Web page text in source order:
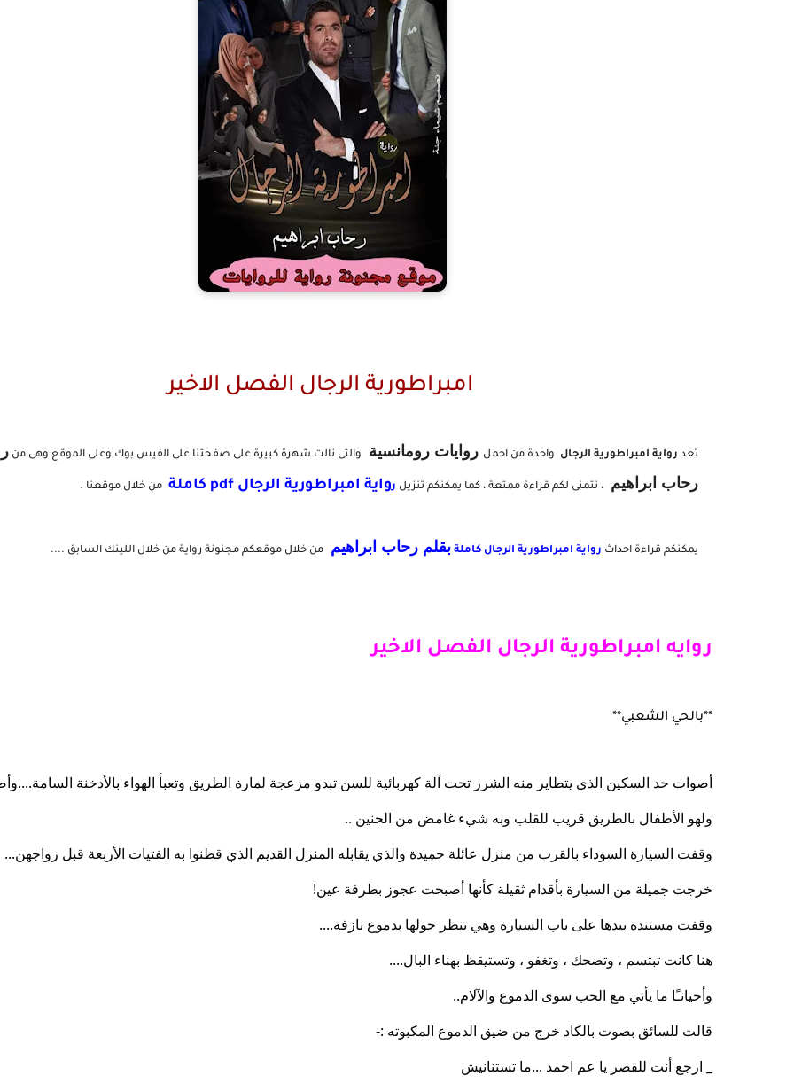
امبراطورية الرجال الفصل الاخير
تعد رواية امبراطورية الرجال واحدة من اجمل روايات رومانسية والتى نالت شهرة كبيرة على صفحتنا على الفيس بوك وعلى الموقع وهى من
رحاب ابراهيم
، نتمنى لكم قراءة ممتعة ، كما يمكنكم تنزيل رواية امبراطورية الرجال pdf كاملة من خلال موقعنا .
يمكنكم قراءة احداث رواية امبراطورية الرجال كاملة بقلم رحاب ابراهيم من خلال موقعكم مجنونة رواية من خلال اللينك السابق ....
روايه امبراطورية الرجال الفصل الاخير
**بالحي الشعبي**
أصوات حد السكين الذي يتطاير منه الشرر تحت آلة كهربائية للسن تبدو مزعجة لمارة الطريق وتعبأ الهواء بالأدخنة
ولهو الأطفال بالطريق قريب للقلب وبه شيء غامض من الحنين ..
وقفت السيارة السوداء بالقرب من منزل عائلة حميدة والذي يقابله المنزل القديم الذي قطنوا به الفتيات الأربعة قبل زواجهن...
خرجت جميلة من السيارة بأقدام ثقيلة كأنها أصبحت عجوز بطرفة عين!
وقفت مستندة بيدها على باب السيارة وهي تنظر حولها بدموع نازفة....
هنا كانت تبتسم ، وتضحك ، وتغفو ، وتستيقظ بهناء البال....
وأحيانـًا ما يأتي مع الحب سوى الدموع والآلام..
قالت للسائق بصوت بالكاد خرج من ضيق الدموع المكبوته :-
_ ارجع أنت للقصر يا عم احمد ...ما تستنانيش